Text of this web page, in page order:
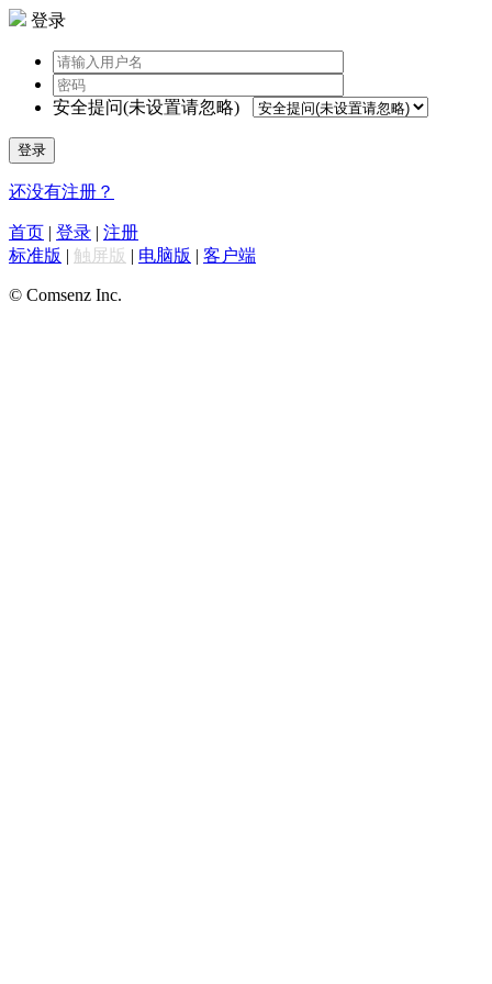
登录
安全提问(未设置请忽略)
登录
还没有注册？
首页 | 登录 | 注册
标准版 | 触屏版 | 电脑版 | 客户端
© Comsenz Inc.